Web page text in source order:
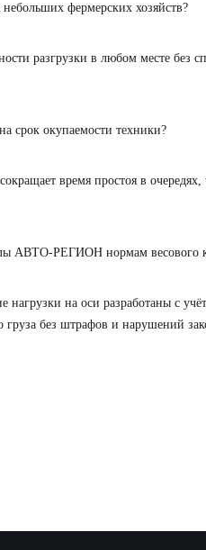
фермерских хозяйств?
разгрузки в любом месте без
срок окупаемости техники?
сокращает время простоя в
АВТО-РЕГИОН нормам весового
нагрузки на оси разработаны с
без штрафов и нарушений